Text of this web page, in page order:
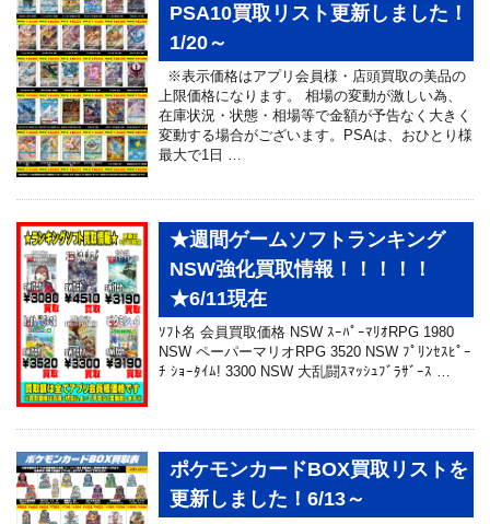
PSA10買取リスト更新しました！
1/20～
※表示価格はアプリ会員様・店頭買取の美品の
上限価格になります。 相場の変動が激しい為、
在庫状況・状態・相場等で金額が予告なく大きく
変動する場合がございます。PSAは、おひとり様
最大で1日 …
★週間ゲームソフトランキング
NSW強化買取情報！！！！！
★6/11現在
ｿﾌﾄ名 会員買取価格 NSW ｽｰﾊﾟｰﾏﾘｵRPG 1980
NSW ペーパーマリオRPG 3520 NSW ﾌﾟﾘﾝｾｽﾋﾟｰ
ﾁ ｼｮｰﾀｲﾑ! 3300 NSW 大乱闘ｽﾏｯｼｭﾌﾞﾗｻﾞｰｽ …
ポケモンカードBOX買取リストを
更新しました！6/13～